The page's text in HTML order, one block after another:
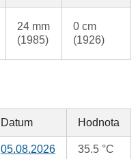
24 mm
(1985)
0 cm
(1926)
Datum Hodnota
05.08.2026 35.5 °C